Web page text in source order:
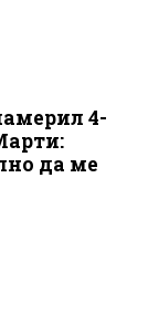
4-
да ме